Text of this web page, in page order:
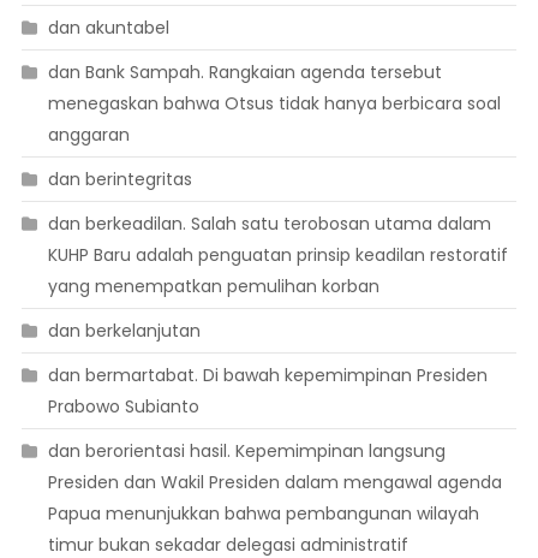
dan akuntabel
dan Bank Sampah. Rangkaian agenda tersebut
menegaskan bahwa Otsus tidak hanya berbicara soal
anggaran
dan berintegritas
dan berkeadilan. Salah satu terobosan utama dalam
KUHP Baru adalah penguatan prinsip keadilan restoratif
yang menempatkan pemulihan korban
dan berkelanjutan
dan bermartabat. Di bawah kepemimpinan Presiden
Prabowo Subianto
dan berorientasi hasil. Kepemimpinan langsung
Presiden dan Wakil Presiden dalam mengawal agenda
Papua menunjukkan bahwa pembangunan wilayah
timur bukan sekadar delegasi administratif